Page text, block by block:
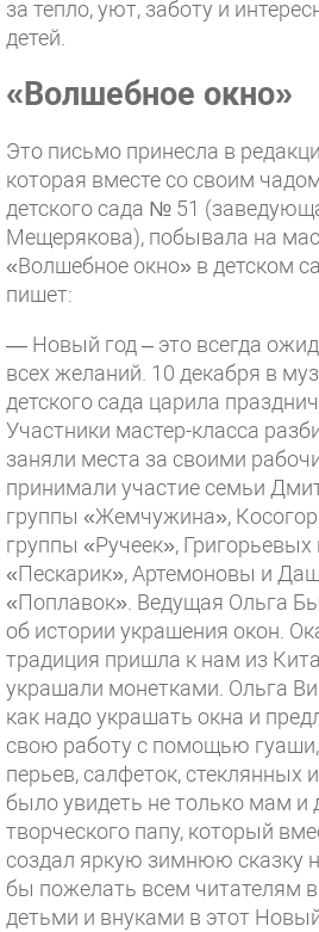
за тепло, уют, заботу и
детей.
«Волшебное окно»
Это письмо принесла в
которая вместе со своим
детского сада № 51
Мещерякова), побывала на
«Волшебное окно» в детском
пишет:
— Новый год – это всегда
всех желаний. 10 декабря в
детского сада царила
Участники мастер-класса
заняли места за своими
принимали участие семьи
группы «Жемчужина»,
группы «Ручеек»,
«Пескарик», Артемоновы и
«Поплавок». Ведущая Ольга
об истории украшения окон.
традиция пришла к нам из
украшали монетками. Ольга
как надо украшать окна и
свою работу с помощью гуаши,
перьев, салфеток, стеклянных
было увидеть не только мам и
творческого папу, который
создал яркую зимнюю сказку
бы пожелать всем читателям
детьми и внуками в этот